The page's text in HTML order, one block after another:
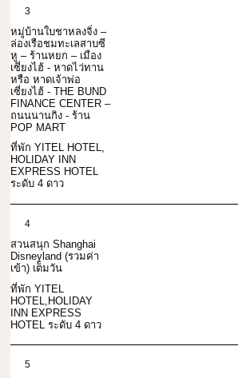
3
หมู่บ้านใบชาหลงจิ่ง –
ล่องเรือชมทะเลสาบซี
หู – ร้านหยก – เมือง
เซี่ยงไฮ้ - หาดไว่ทาน
หรือ หาดเจ้าพ่อ
เซี่ยงไฮ้ - THE BUND
FINANCE CENTER –
ถนนนานกิง - ร้าน
POP MART
ที่พัก YITEL HOTEL,
HOLIDAY INN
EXPRESS HOTEL
ระดับ 4 ดาว
4
สวนสนุก Shanghai
Disneyland (รวมค่า
เข้า) เต็มวัน
ที่พัก YITEL
HOTEL,HOLIDAY
INN EXPRESS
HOTEL ระดับ 4 ดาว
5